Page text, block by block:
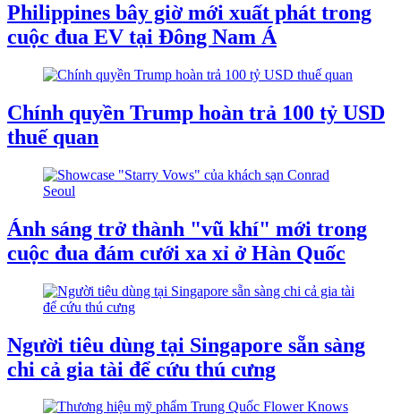
Philippines bây giờ mới xuất phát trong
cuộc đua EV tại Đông Nam Á
Chính quyền Trump hoàn trả 100 tỷ USD
thuế quan
Ánh sáng trở thành "vũ khí" mới trong
cuộc đua đám cưới xa xỉ ở Hàn Quốc
Người tiêu dùng tại Singapore sẵn sàng
chi cả gia tài để cứu thú cưng